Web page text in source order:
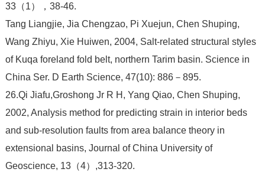
33（1），38-46.
Tang Liangjie, Jia Chengzao, Pi Xuejun, Chen Shuping,
Wang Zhiyu, Xie Huiwen, 2004, Salt-related structural styles
of Kuqa foreland fold belt, northern Tarim basin. Science in
China Ser. D Earth Science, 47(10): 886－895.
26.Qi Jiafu,Groshong Jr R H, Yang Qiao, Chen Shuping,
2002, Analysis method for predicting strain in interior beds
and sub-resolution faults from area balance theory in
extensional basins, Journal of China University of
Geoscience, 13（4）,313-320.